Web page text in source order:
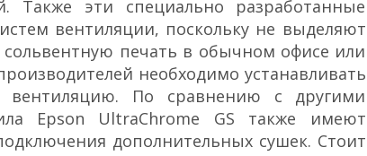
Также эти специально разработанные
вентиляции, поскольку не выделяют
печать в обычном офисе или
необходимо устанавливать
По сравнению с другими
Epson UltraChrome GS также имеют
дополнительных сушек. Стоит